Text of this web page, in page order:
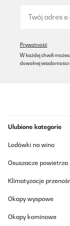
Das ist ein
integrierter
Tłumacz
Die Anlage
Grad
weniger
Geräusche.
brauchte
unkompliziert
happy. Dank
Amazon-Benutzer
Prywatność
W każdej chwili
dowolnej wiadomości
Ulubione kategorie
Lodówki na wino
Osuszacze powietrza
Klimatyzacje
Okapy wyspowe
Okapy kominowe